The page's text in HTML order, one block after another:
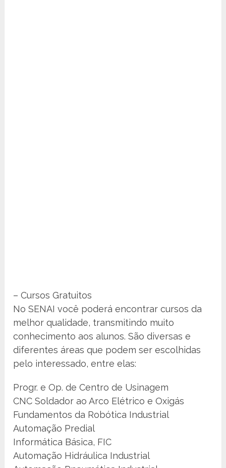
– Cursos Gratuitos
No SENAI você poderá encontrar cursos da
melhor qualidade, transmitindo muito
conhecimento aos alunos. São diversas e
diferentes áreas que podem ser escolhidas
pelo interessado, entre elas:
Progr. e Op. de Centro de Usinagem
CNC Soldador ao Arco Elétrico e Oxigás
Fundamentos da Robótica Industrial
Automação Predial
Informática Básica, FIC
Automação Hidráulica Industrial